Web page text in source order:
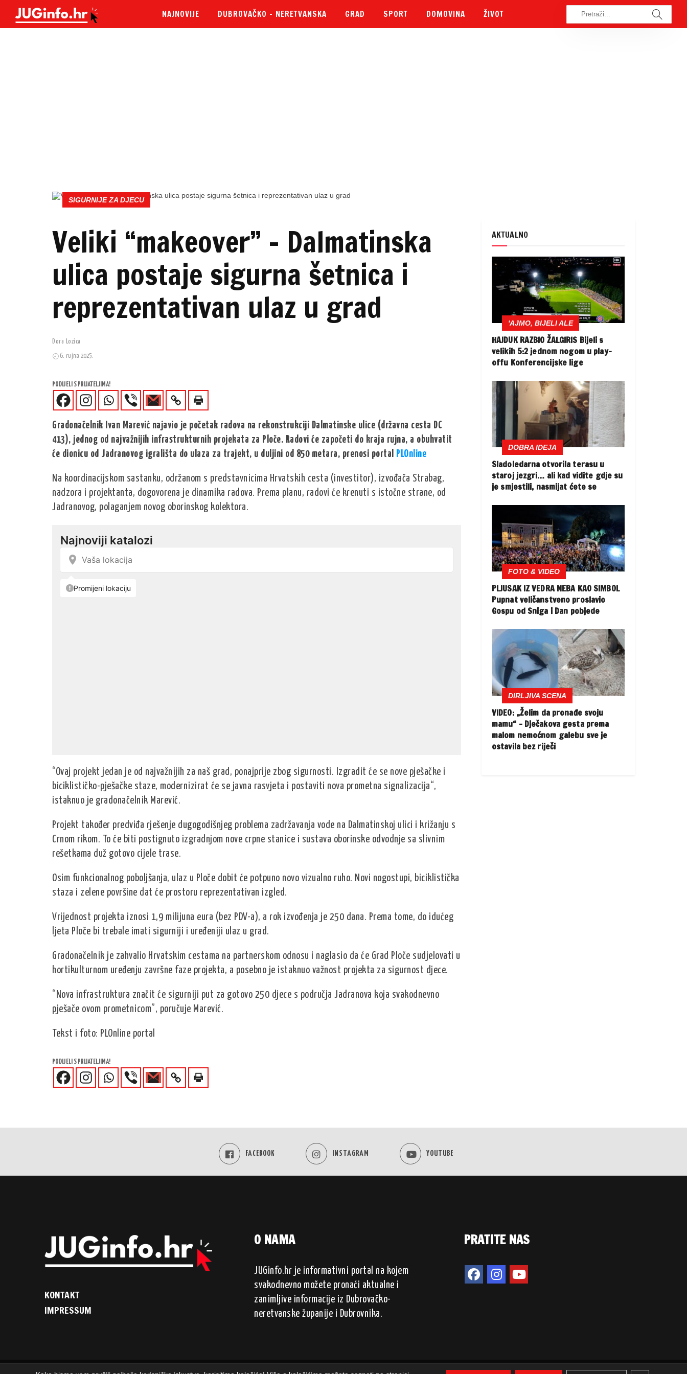
NAJNOVIJE DUBROVAČKO – NERETVANSKA GRAD SPORT DOMOVINA ŽIVOT
SIGURNIJE ZA DJECU
Veliki “makeover” – Dalmatinska
ulica postaje sigurna šetnica i
reprezentativan ulaz u grad
Dora Lozica
6. rujna 2025.
PODIJELI S PRIJATELJIMA!
Gradonačelnik Ivan Marević najavio je početak radova na rekonstrukciji Dalmatinske ulice (državna cesta DC
413), jednog od najvažnijih infrastrukturnih projekata za Ploče. Radovi će započeti do kraja rujna, a obuhvatit
će dionicu od Jadranovog igrališta do ulaza za trajekt, u duljini od 850 metara, prenosi portal
PLOnline
Na koordinacijskom sastanku, održanom s predstavnicima Hrvatskih cesta (investitor), izvođača Strabag,
nadzora i projektanta, dogovorena je dinamika radova. Prema planu, radovi će krenuti s istočne strane, od
Jadranovog, polaganjem novog oborinskog kolektora.
“Ovaj projekt jedan je od najvažnijih za naš grad, ponajprije zbog sigurnosti. Izgradit će se nove pješačke i
biciklističko-pješačke staze, modernizirat će se javna rasvjeta i postaviti nova prometna signalizacija“,
istaknuo je gradonačelnik Marević.
Projekt također predviđa rješenje dugogodišnjeg problema zadržavanja vode na Dalmatinskoj ulici i križanju s
Crnom rikom. To će biti postignuto izgradnjom nove crpne stanice i sustava oborinske odvodnje sa slivnim
rešetkama duž gotovo cijele trase.
Osim funkcionalnog poboljšanja, ulaz u Ploče dobit će potpuno novo vizualno ruho. Novi nogostupi, biciklistička
staza i zelene površine dat će prostoru reprezentativan izgled.
Vrijednost projekta iznosi 1,9 milijuna eura (bez PDV-a), a rok izvođenja je 250 dana. Prema tome, do idućeg
ljeta Ploče bi trebale imati sigurniji i uređeniji ulaz u grad.
Gradonačelnik je zahvalio Hrvatskim cestama na partnerskom odnosu i naglasio da će Grad Ploče sudjelovati u
hortikulturnom uređenju završne faze projekta, a posebno je istaknuo važnost projekta za sigurnost djece.
“Nova infrastruktura značit će sigurniji put za gotovo 250 djece s područja Jadranova koja svakodnevno
pješače ovom prometnicom”, poručuje Marević.
Tekst i foto: PLOnline portal
PODIJELI S PRIJATELJIMA!
AKTUALNO
'AJMO, BIJELI ALE
HAJDUK RAZBIO ŽALGIRIS Bijeli s
velikih 5:2 jednom nogom u play-
offu Konferencijske lige
DOBRA IDEJA
Sladoledarna otvorila terasu u
staroj jezgri… ali kad vidite gdje su
je smjestili, nasmijat ćete se
FOTO & VIDEO
PLJUSAK IZ VEDRA NEBA KAO SIMBOL
Pupnat veličanstveno proslavio
Gospu od Sniga i Dan pobjede
DIRLJIVA SCENA
VIDEO: „Želim da pronađe svoju
mamu“ – Dječakova gesta prema
malom nemoćnom galebu sve je
ostavila bez riječi
FACEBOOK INSTAGRAM YOUTUBE
KONTAKT
IMPRESSUM
O NAMA
JUGinfo.hr je informativni portal na kojem
svakodnevno možete pronaći aktualne i
zanimljive informacije iz Dubrovačko-
neretvanske županije i Dubrovnika.
PRATITE NAS